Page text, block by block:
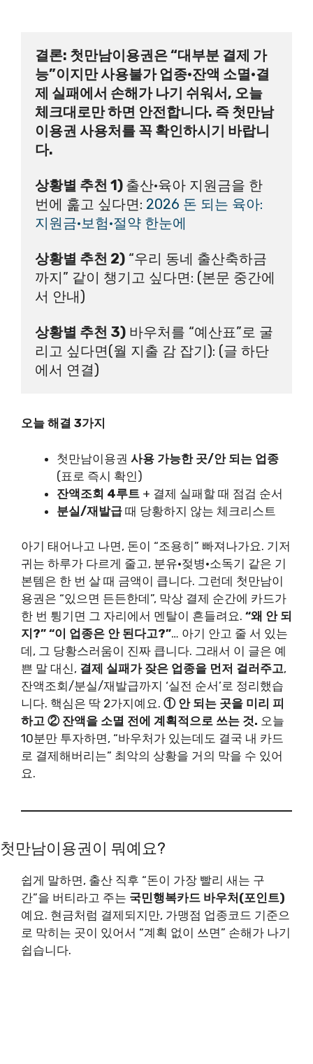
결론: 첫만남이용권은 “대부분 결제 가
능”이지만 사용불가 업종·잔액 소멸·결
제 실패에서 손해가 나기 쉬워서, 오늘
체크대로만 하면 안전합니다. 즉 첫만남
이용권 사용처를 꼭 확인하시기 바랍니
다.
상황별 추천 1) 출산·육아 지원금을 한
번에 훑고 싶다면: 2026 돈 되는 육아:
지원금·보험·절약 한눈에
상황별 추천 2) “우리 동네 출산축하금
까지” 같이 챙기고 싶다면: (본문 중간에
서 안내)
상황별 추천 3) 바우처를 “예산표”로 굴
리고 싶다면(월 지출 감 잡기): (글 하단
에서 연결)
오늘 해결 3가지
첫만남이용권 사용 가능한 곳/안 되는 업종
(표로 즉시 확인)
잔액조회 4루트 + 결제 실패할 때 점검 순서
분실/재발급 때 당황하지 않는 체크리스트
아기 태어나고 나면, 돈이 “조용히” 빠져나가요. 기저
귀는 하루가 다르게 줄고, 분유·젖병·소독기 같은 기
본템은 한 번 살 때 금액이 큽니다. 그런데 첫만남이
용권은 “있으면 든든한데”, 막상 결제 순간에 카드가
한 번 튕기면 그 자리에서 멘탈이 흔들려요. “왜 안 되
지?” “이 업종은 안 된다고?”… 아기 안고 줄 서 있는
데, 그 당황스러움이 진짜 큽니다. 그래서 이 글은 예
쁜 말 대신, 결제 실패가 잦은 업종을 먼저 걸러주고,
잔액조회/분실/재발급까지 ‘실전 순서’로 정리했습
니다. 핵심은 딱 2가지예요. ① 안 되는 곳을 미리 피
하고 ② 잔액을 소멸 전에 계획적으로 쓰는 것. 오늘
10분만 투자하면, “바우처가 있는데도 결국 내 카드
로 결제해버리는” 최악의 상황을 거의 막을 수 있어
요.
첫만남이용권이 뭐예요?
쉽게 말하면, 출산 직후 “돈이 가장 빨리 새는 구
간”을 버티라고 주는 국민행복카드 바우처(포인트)
예요. 현금처럼 결제되지만, 가맹점 업종코드 기준으
로 막히는 곳이 있어서 “계획 없이 쓰면” 손해가 나기
쉽습니다.